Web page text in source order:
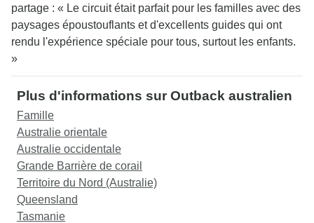
partage : « Le circuit était parfait pour les familles avec des
paysages époustouflants et d'excellents guides qui ont
rendu l'expérience spéciale pour tous, surtout les enfants.
»
Plus d'informations sur Outback australien
Famille
Australie orientale
Australie occidentale
Grande Barrière de corail
Territoire du Nord (Australie)
Queensland
Tasmanie